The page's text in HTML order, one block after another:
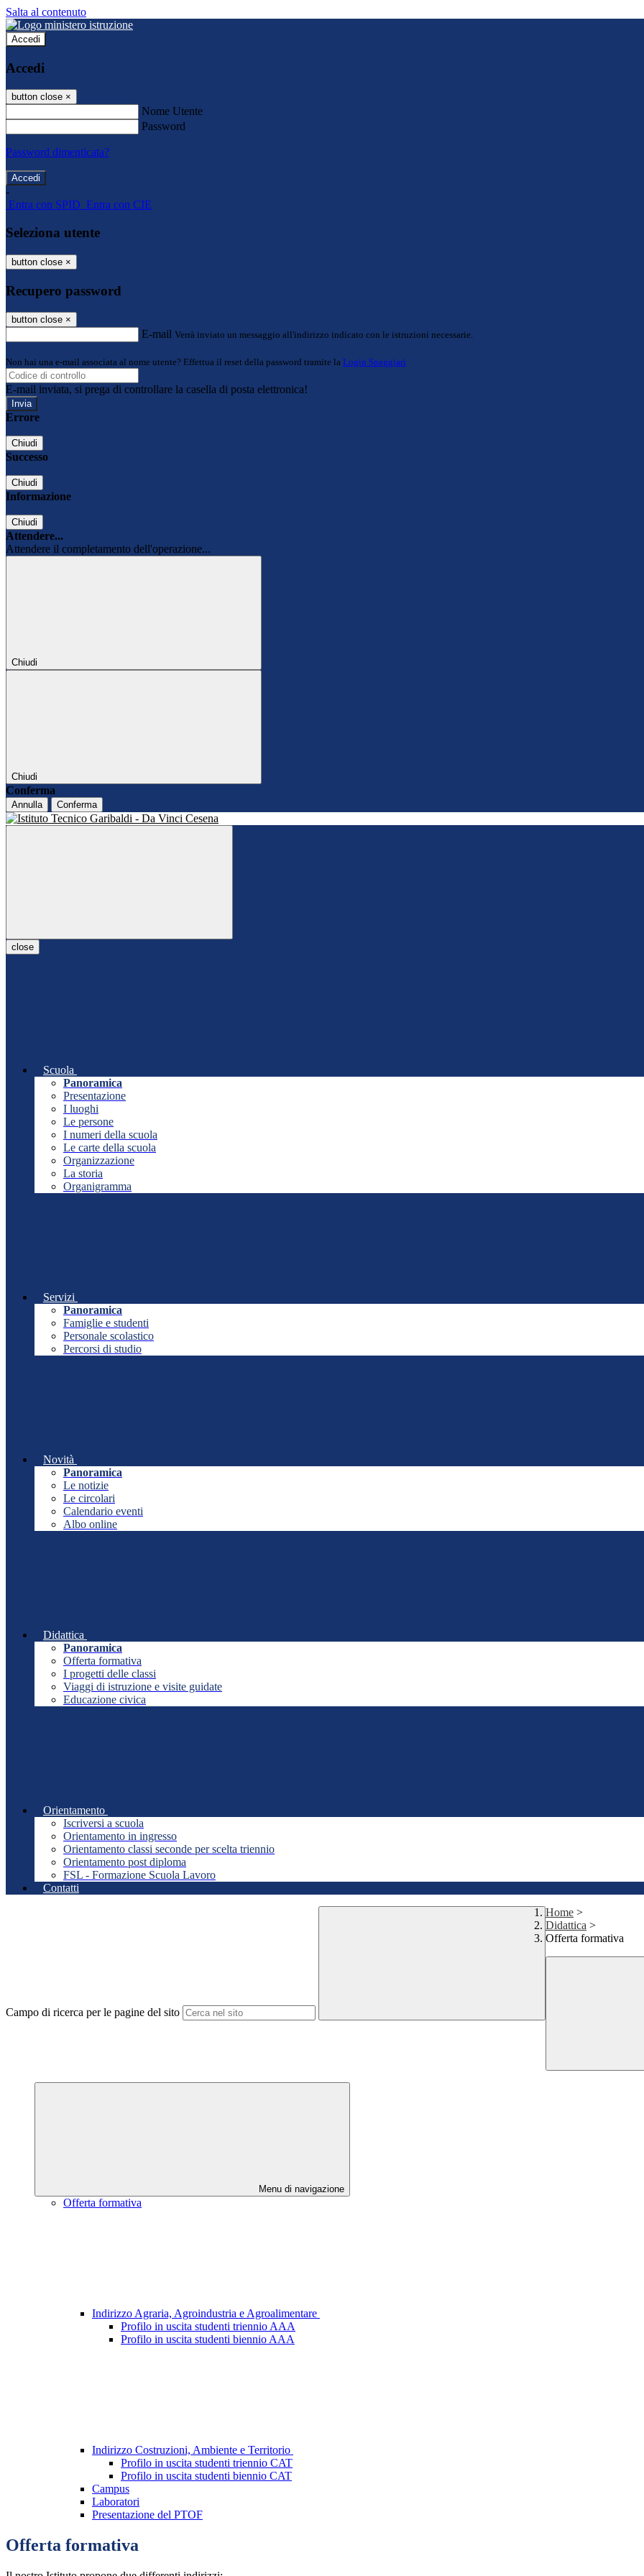
Salta al contenuto
Accedi
Accedi
button close ×
Nome Utente
Password
Password dimenticata?
-
Entra con SPID Entra con CIE
Seleziona utente
button close ×
Recupero password
button close ×
E-mail Verrà inviato un messaggio all'indirizzo indicato con le istruzioni necessarie.
Non hai una e-mail associata al nome utente? Effettua il reset della password tramite la Login Spaggiari
E-mail inviata, si prega di controllare la casella di posta elettronica!
Errore
Chiudi
Successo
Chiudi
Informazione
Chiudi
Attendere...
Attendere il completamento dell'operazione...
Chiudi
Chiudi
Conferma
Annulla Conferma
close
Scuola
Panoramica
Presentazione
I luoghi
Le persone
I numeri della scuola
Le carte della scuola
Organizzazione
La storia
Organigramma
Servizi
Panoramica
Famiglie e studenti
Personale scolastico
Percorsi di studio
Novità
Panoramica
Le notizie
Le circolari
Calendario eventi
Albo online
Didattica
Panoramica
Offerta formativa
I progetti delle classi
Viaggi di istruzione e visite guidate
Educazione civica
Orientamento
Iscriversi a scuola
Orientamento in ingresso
Orientamento classi seconde per scelta triennio
Orientamento post diploma
FSL - Formazione Scuola Lavoro
Contatti
Campo di ricerca per le pagine del sito
Home >
Didattica >
Offerta formativa
Menu di navigazione
Offerta formativa
Indirizzo Agraria, Agroindustria e Agroalimentare
Profilo in uscita studenti triennio AAA
Profilo in uscita studenti biennio AAA
Indirizzo Costruzioni, Ambiente e Territorio
Profilo in uscita studenti triennio CAT
Profilo in uscita studenti biennio CAT
Campus
Laboratori
Presentazione del PTOF
Offerta formativa